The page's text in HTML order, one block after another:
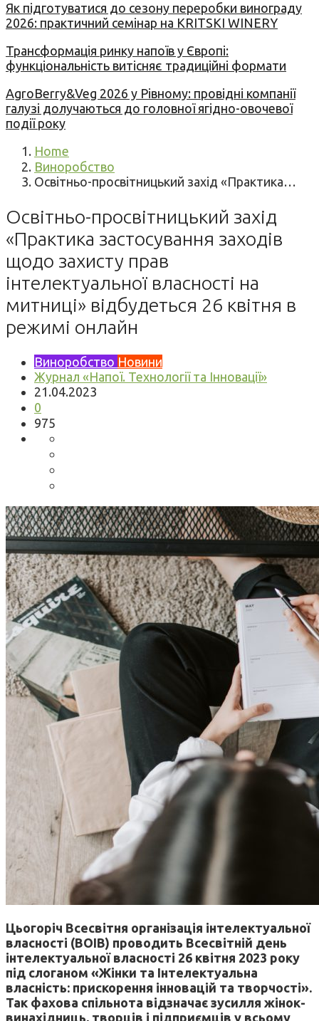
Як підготуватися до сезону переробки винограду
2026: практичний семінар на KRITSKI WINERY
Трансформація ринку напоїв у Європі:
функціональність витісняє традиційні формати
AgroBerry&Veg 2026 у Рівному: провідні компанії
галузі долучаються до головної ягідно-овочевої
події року
Home
Виноробство
Освітньо-просвітницький захід «Практика…
Освітньо-просвітницький захід
«Практика застосування заходів
щодо захисту прав
інтелектуальної власності на
митниці» відбудеться 26 квітня в
режимі онлайн
Виноробство Новини
Журнал «Напої. Технології та Інновації»
21.04.2023
0
975
Цьогоріч Всесвітня організація інтелектуальної
власності (ВОІВ) проводить Всесвітній день
інтелектуальної власності 26 квітня 2023 року
під слоганом «Жінки та Інтелектуальна
власність: прискорення інновацій та творчості».
Так фахова спільнота відзначає зусилля жінок-
винахідниць, творців і підприємців у всьому